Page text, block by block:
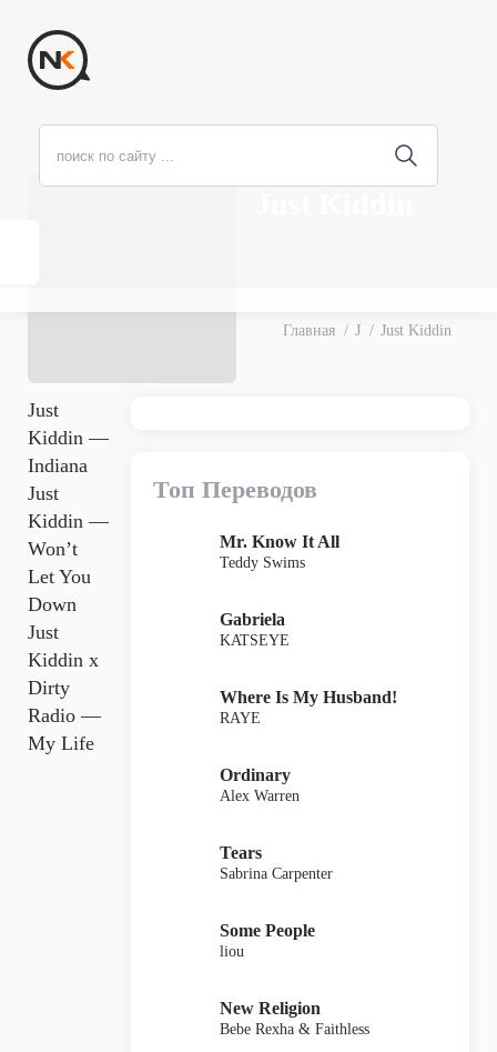
Главная J Just Kiddin
Just
Kiddin —
Indiana
Just
Kiddin —
Won’t
Let You
Down
Just
Kiddin x
Dirty
Radio —
My Life
Топ Переводов
Mr. Know It All
Teddy Swims
Gabriela
KATSEYE
Where Is My Husband!
RAYE
Ordinary
Alex Warren
Tears
Sabrina Carpenter
Some People
liou
New Religion
Bebe Rexha & Faithless